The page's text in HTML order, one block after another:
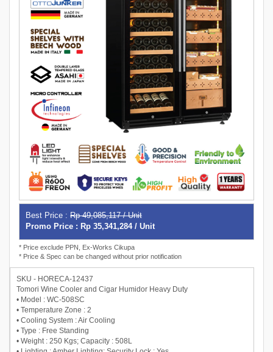
Best Price : Rp 49,085,117 / Unit
Promo Price : Rp 35,341,284 / Unit
* Price exclude PPN, Ex-Works Cikupa
* Price & Spec can be changed without prior notification
SKU - HORECA-12437
Tomori Wine Cooler and Cigar Humidor Heavy Duty
• Model : WC-508SC
• Temperature Zone : 2
• Cooling System : Air Cooling
• Type : Free Standing
• Weight : 250 Kgs; Capacity : 508L